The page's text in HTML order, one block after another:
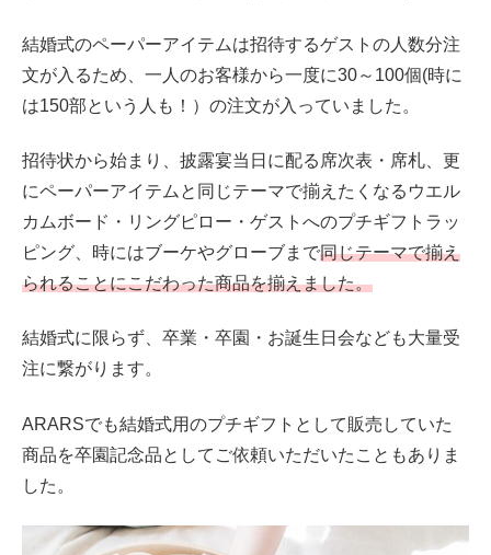
結婚式のペーパーアイテムは招待するゲストの人数分注
文が入るため、一人のお客様から一度に30～100個(時に
は150部という人も！）の注文が入っていました。
招待状から始まり、披露宴当日に配る席次表・席札、更
にペーパーアイテムと同じテーマで揃えたくなるウエル
カムボード・リングピロー・ゲストへのプチギフトラッ
ピング、時にはブーケやグローブまで同じテーマで揃え
られることにこだわった商品を揃えました。
結婚式に限らず、卒業・卒園・お誕生日会なども大量受
注に繋がります。
ARARSでも結婚式用のプチギフトとして販売していた
商品を卒園記念品としてご依頼いただいたこともありま
した。